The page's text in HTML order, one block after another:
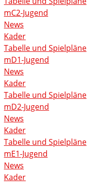
mC2-Jugend
News
Kader
Tabelle und Spielpläne
mD1-Jugend
News
Kader
Tabelle und Spielpläne
mD2-Jugend
News
Kader
Tabelle und Spielpläne
mE1-Jugend
News
Kader